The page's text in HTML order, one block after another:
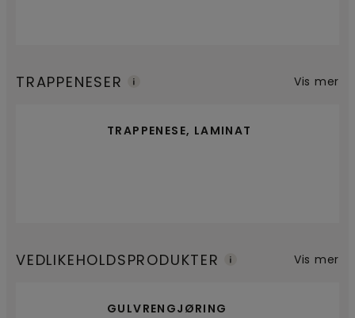
TRAPPENESER
TRAPPENESE, LAMINAT
Vis mer
VEDLIKEHOLDSPRODUKTER
GULVRENGJØRING
Vis mer